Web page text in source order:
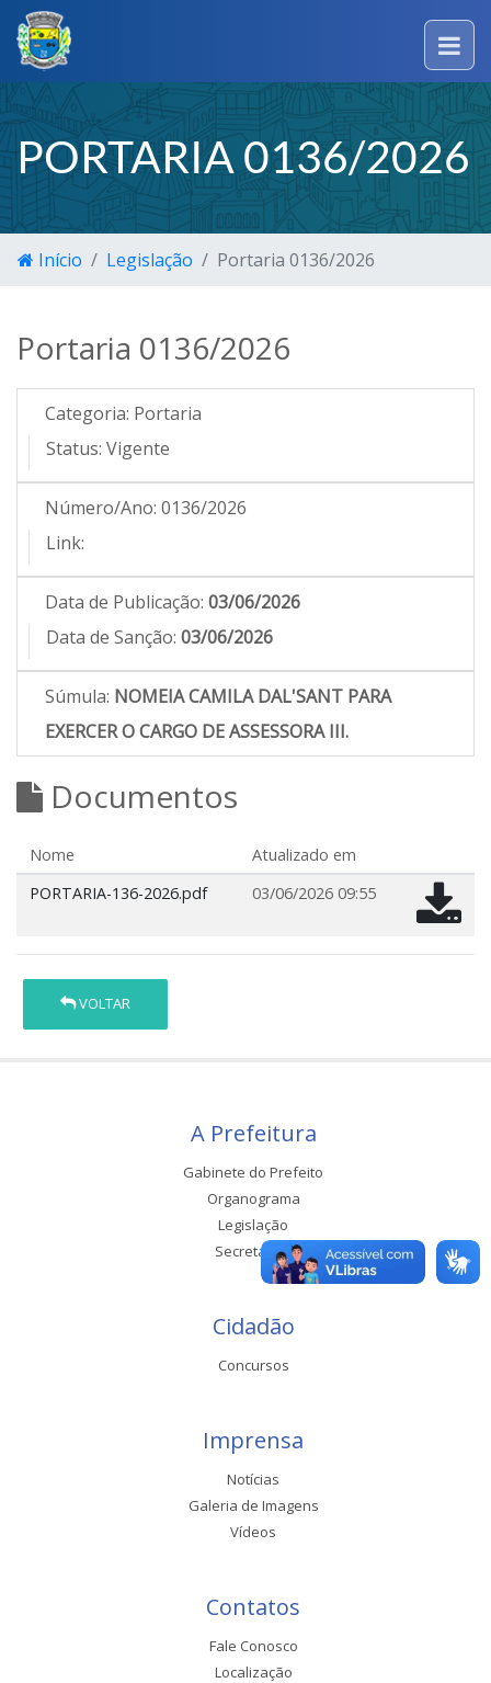
PORTARIA 0136/2026
Início Legislação Portaria 0136/2026
Portaria 0136/2026
Categoria: Portaria
Status: Vigente
Número/Ano: 0136/2026
Link:
Data de Publicação: 03/06/2026
Data de Sanção: 03/06/2026
Súmula: NOMEIA CAMILA DAL'SANT PARA
EXERCER O CARGO DE ASSESSORA III.
Documentos
Nome
Atualizado em
PORTARIA-136-2026.pdf
03/06/2026 09:55
VOLTAR
A Prefeitura
Gabinete do Prefeito
Organograma
Legislação
Secretarias
Cidadão
Concursos
Imprensa
Notícias
Galeria de Imagens
Vídeos
Contatos
Fale Conosco
Localização